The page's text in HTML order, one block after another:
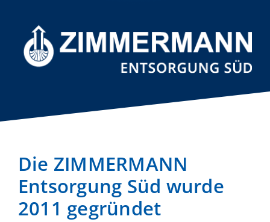
Die ZIMMERMANN
Entsorgung Süd wurde
2011 gegründet